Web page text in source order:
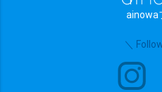
ainowa
＼